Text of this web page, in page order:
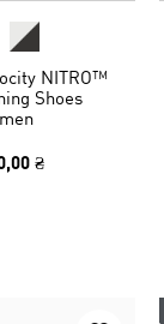
NITRO™
Shoes
₴